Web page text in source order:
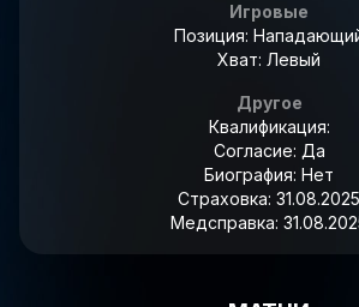
Игровые
Позиция:
Хват: Левый
Другое
Квалификация:
Согласие: Да
Биография: Нет
Страховка: 31.08.2025
Медсправка: